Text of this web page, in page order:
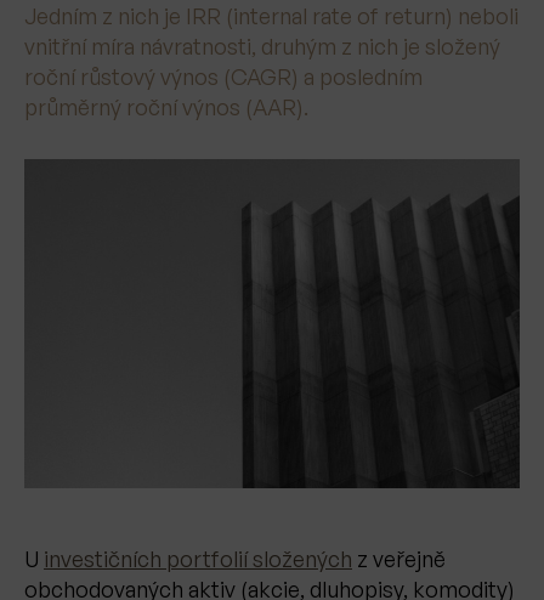
Jedním z nich je IRR (internal rate of return) neboli
vnitřní míra návratnosti, druhým z nich je složený
roční růstový výnos (CAGR) a posledním
průměrný roční výnos (AAR).
U investičních portfolií složených z veřejně
obchodovaných aktiv (akcie, dluhopisy, komodity)